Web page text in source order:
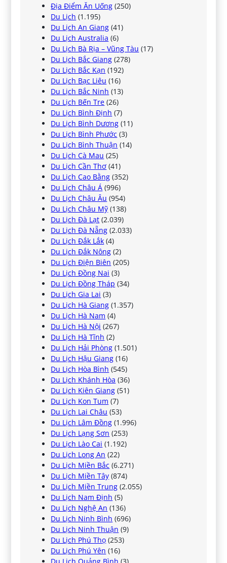
Địa Điểm Ăn Uống (250)
Du Lịch (1.195)
Du Lịch An Giang (41)
Du Lịch Australia (6)
Du Lịch Bà Rịa – Vũng Tàu (17)
Du Lịch Bắc Giang (278)
Du Lịch Bắc Kạn (192)
Du Lịch Bạc Liêu (16)
Du Lịch Bắc Ninh (13)
Du Lịch Bến Tre (26)
Du Lịch Bình Định (7)
Du Lịch Bình Dương (11)
Du Lịch Bình Phước (3)
Du Lịch Bình Thuận (14)
Du Lịch Cà Mau (25)
Du Lịch Cần Thơ (41)
Du Lịch Cao Bằng (352)
Du Lịch Châu Á (996)
Du Lịch Châu Âu (954)
Du Lịch Châu Mỹ (138)
Du Lịch Đà Lạt (2.039)
Du Lịch Đà Nẵng (2.033)
Du Lịch Đắk Lắk (4)
Du Lịch Đắk Nông (2)
Du Lịch Điện Biên (205)
Du Lịch Đồng Nai (3)
Du Lịch Đồng Tháp (34)
Du Lịch Gia Lai (3)
Du Lịch Hà Giang (1.357)
Du Lịch Hà Nam (4)
Du Lịch Hà Nội (267)
Du Lịch Hà Tĩnh (2)
Du Lịch Hải Phòng (1.501)
Du Lịch Hậu Giang (16)
Du Lịch Hòa Bình (545)
Du Lịch Khánh Hòa (36)
Du Lịch Kiên Giang (51)
Du Lịch Kon Tum (7)
Du Lịch Lai Châu (53)
Du Lịch Lâm Đồng (1.996)
Du Lịch Lạng Sơn (253)
Du Lịch Lào Cai (1.192)
Du Lịch Long An (22)
Du Lịch Miền Bắc (6.271)
Du Lịch Miền Tây (874)
Du Lịch Miền Trung (2.055)
Du Lịch Nam Định (5)
Du Lịch Nghệ An (136)
Du Lịch Ninh Bình (696)
Du Lịch Ninh Thuận (9)
Du Lịch Phú Thọ (253)
Du Lịch Phú Yên (16)